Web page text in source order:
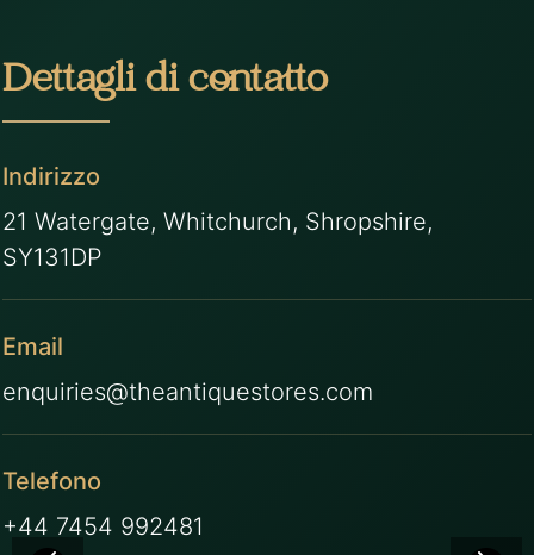
Dettagli di contatto
Indirizzo
21 Watergate, Whitchurch, Shropshire,
SY131DP
Email
enquiries@theantiquestores.com
Telefono
+44 7454 992481